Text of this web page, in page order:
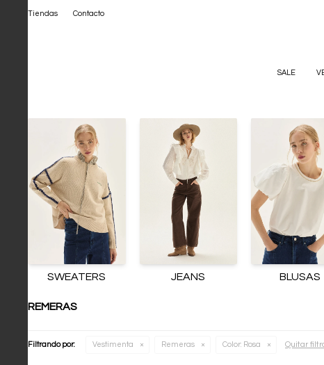
SALE
Tiendas Contacto
SWEATERS JEANS BLUSAS
REMERAS
Filtrando por: Vestimenta Remeras Color: Rosa Quitar